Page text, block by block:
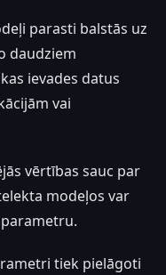
parasti balstās uz
daudziem
ievades datus
vai
vērtības sauc par
modeļos var
tiek pielāgoti